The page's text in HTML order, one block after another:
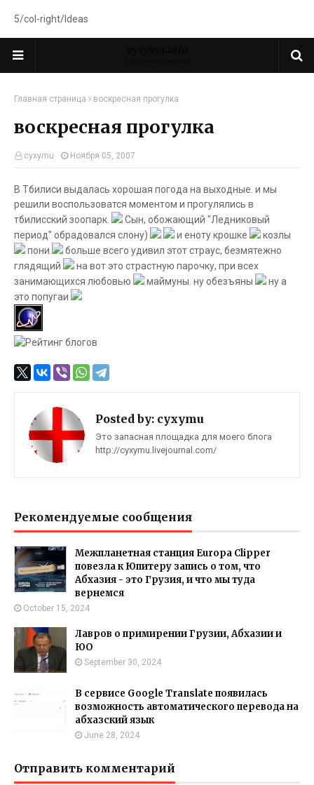
5/col-right/Ideas
Главная страница воскресная прогулка
воскресная прогулка
cyxymu Ноября 05, 2007
В Тбилиси выдалась хорошая погода на выходные. и мы
решили воспользоватся моментом и прогулялись в
тбилисский зоопарк.
Сын, обожающий "Ледниковый
период" обрадовался слону)
и еноту крошке
козлы
пони
больше всего удивил этот страус, безмятежно
глядящий
на вот это страстную парочку, при всех
занимающихся любовью
маймуны. ну обезъяны
ну а
это попугаи
Posted by: cyxymu
Это запасная площадка для моего блога
http://cyxymu.livejournal.com/
Рекомендуемые сообщения
Межпланетная станция Europa Clipper
повезла к Юпитеру запись о том, что
Абхазия - это Грузия, и что мы туда
вернемся
October 15, 2024
Лавров о примирении Грузии, Абхазии и
ЮО
September 30, 2024
В сервисе Google Translate появилась
возможность автоматического перевода на
абхазский язык
June 28, 2024
Отправить комментарий